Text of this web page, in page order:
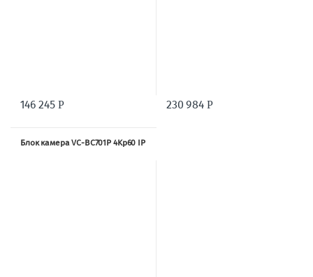
146 245 Р 230 984 Р
Блок камера VC-BC701P 4Kp60 IP